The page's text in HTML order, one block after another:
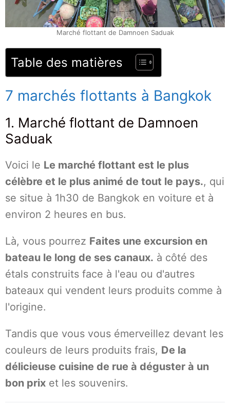
Marché flottant de Damnoen Saduak
Table des matières
7 marchés flottants à Bangkok
1. Marché flottant de Damnoen
Saduak
Voici le Le marché flottant est le plus
célèbre et le plus animé de tout le pays., qui
se situe à 1h30 de Bangkok en voiture et à
environ 2 heures en bus.
Là, vous pourrez Faites une excursion en
bateau le long de ses canaux. à côté des
étals construits face à l'eau ou d'autres
bateaux qui vendent leurs produits comme à
l'origine.
Tandis que vous vous émerveillez devant les
couleurs de leurs produits frais, De la
délicieuse cuisine de rue à déguster à un
bon prix et les souvenirs.